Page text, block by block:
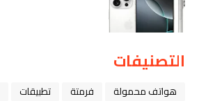
التصنيفات
هواتف محمولة فرمتة تطبيقات